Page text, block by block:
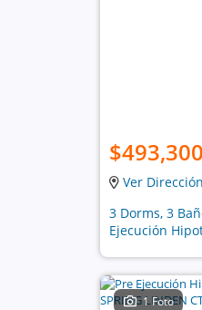
$493,300
Ver Dirección
3 Dorms, 3
Ejecución
1 Foto